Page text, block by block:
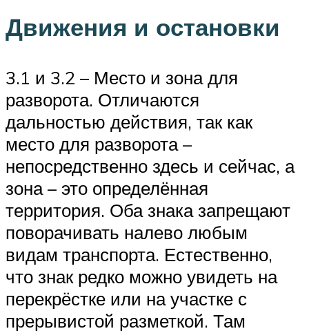
Движения и остановки
3.1 и 3.2 – Место и зона для
разворота. Отличаются
дальностью действия, так как
место для разворота –
непосредственно здесь и сейчас, а
зона – это определённая
территория. Оба знака запрещают
поворачивать налево любым
видам транспорта. Естественно,
что знак редко можно увидеть на
перекрёстке или на участке с
прерывистой разметкой. Там